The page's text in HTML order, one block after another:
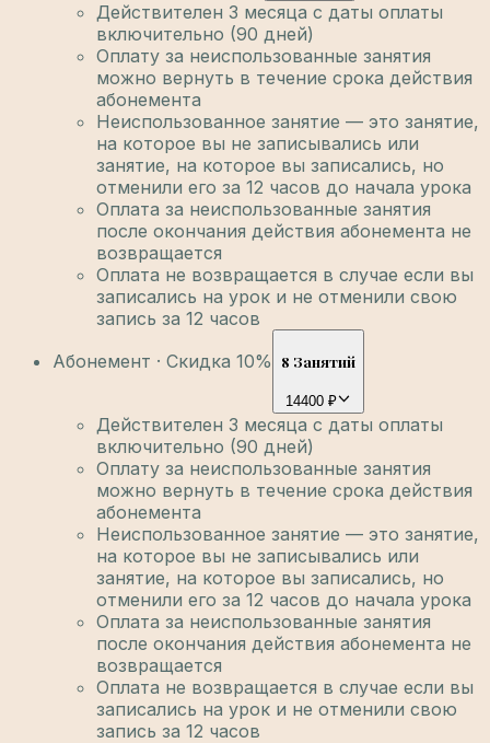
Действителен 3 месяца с даты оплаты
включительно (90 дней)
Оплату за неиспользованные занятия
можно вернуть в течение срока действия
абонемента
Неиспользованное занятие — это занятие,
на которое вы не записывались или
занятие, на которое вы записались, но
отменили его за 12 часов до начала урока
Оплата за неиспользованные занятия
после окончания действия абонемента не
возвращается
Оплата не возвращается в случае если вы
записались на урок и не отменили свою
запись за 12 часов
Абонемент · Скидка 10%
8 Занятий
14400 ₽
Действителен 3 месяца с даты оплаты
включительно (90 дней)
Оплату за неиспользованные занятия
можно вернуть в течение срока действия
абонемента
Неиспользованное занятие — это занятие,
на которое вы не записывались или
занятие, на которое вы записались, но
отменили его за 12 часов до начала урока
Оплата за неиспользованные занятия
после окончания действия абонемента не
возвращается
Оплата не возвращается в случае если вы
записались на урок и не отменили свою
запись за 12 часов